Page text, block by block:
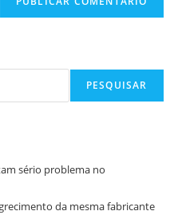
PESQUISAR
sério problema no
da mesma fabricante